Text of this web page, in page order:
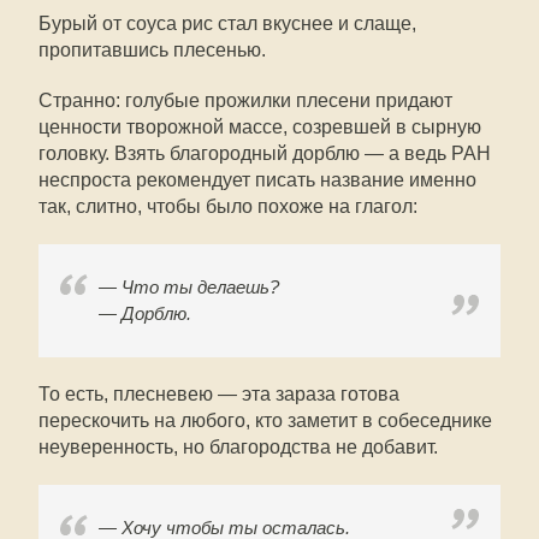
Бурый от соуса рис стал вкуснее и слаще,
пропитавшись плесенью.
Странно: голубые прожилки плесени придают
ценности творожной массе, созревшей в сырную
головку. Взять благородный дорблю — а ведь РАН
неспроста рекомендует писать название именно
так, слитно, чтобы было похоже на глагол:
— Что ты делаешь?
— Дорблю.
То есть, плесневею — эта зараза готова
перескочить на любого, кто заметит в собеседнике
неуверенность, но благородства не добавит.
— Хочу чтобы ты осталась.